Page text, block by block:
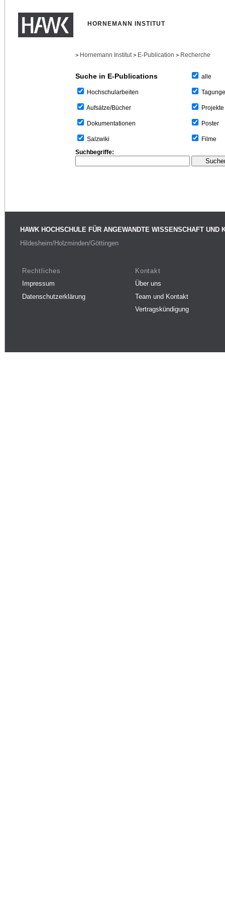
HORNEMANN INSTITUT
> Hornemann Institut > E-Publication > Recherche
Suche in E-Publications
Hochschularbeiten
Aufsätze/Bücher
Dokumentationen
Salzwiki
alle
Projekte
Poster
Filme
Suchbegriffe:
HAWK HOCHSCHULE FÜR ANGEWANDTE WISSENSCHAFT UND
Hildesheim/Holzminden/Göttingen
Rechtliches
Impressum
Datenschutzerklärung
Kontakt
Über uns
Team und Kontakt
Vertragskündigung